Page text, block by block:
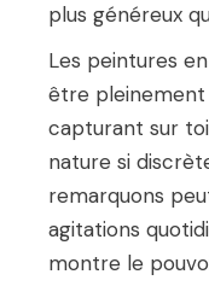
plus généreux
Les peintures
être pleinement
capturant sur
nature si
remarquons
agitations
montre le